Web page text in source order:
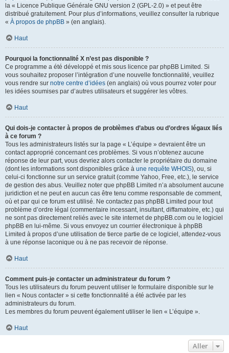
la « Licence Publique Générale GNU version 2 (GPL-2.0) » et peut être
distribué gratuitement. Pour plus d’informations, veuillez consulter la rubrique
« À propos de phpBB » (en anglais).
Haut
Pourquoi la fonctionnalité X n’est pas disponible ?
Ce programme a été développé et mis sous licence par phpBB Limited. Si
vous souhaitez proposer l’intégration d’une nouvelle fonctionnalité, veuillez
vous rendre sur notre centre d’idées (en anglais) où vous pourrez voter pour
les idées soumises par d’autres utilisateurs et suggérer les vôtres.
Haut
Qui dois-je contacter à propos de problèmes d’abus ou d’ordres légaux liés
à ce forum ?
Tous les administrateurs listés sur la page « L’équipe » devraient être un
contact approprié concernant ces problèmes. Si vous n’obtenez aucune
réponse de leur part, vous devriez alors contacter le propriétaire du domaine
(dont les informations sont disponibles grâce à une requête WHOIS), ou, si
celui-ci fonctionne sur un service gratuit (comme Yahoo, Free, etc.), le service
de gestion des abus. Veuillez noter que phpBB Limited n’a absolument aucune
juridiction et ne peut en aucun cas être tenu comme responsable de comment,
où et par qui ce forum est utilisé. Ne contactez pas phpBB Limited pour tout
problème d’ordre légal (commentaire incessant, insultant, diffamatoire, etc.) qui
ne sont pas directement reliés avec le site internet de phpBB.com ou le logiciel
phpBB en lui-même. Si vous envoyez un courrier électronique à phpBB
Limited à propos d’une utilisation de tierce partie de ce logiciel, attendez-vous
à une réponse laconique ou à ne pas recevoir de réponse.
Haut
Comment puis-je contacter un administrateur du forum ?
Tous les utilisateurs du forum peuvent utiliser le formulaire disponible sur le
lien « Nous contacter » si cette fonctionnalité a été activée par les
administrateurs du forum.
Les membres du forum peuvent également utiliser le lien « L’équipe ».
Haut
Aller